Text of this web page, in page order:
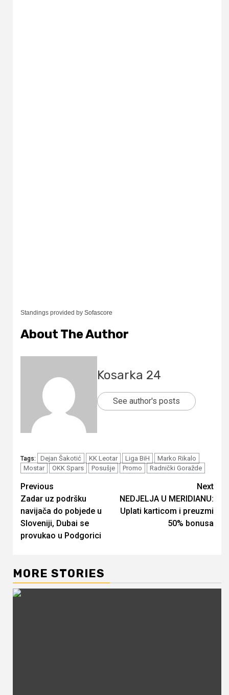
Standings provided by Sofascore
About The Author
Kosarka 24
See author's posts
Tags: Dejan Šakotić KK Leotar Liga BiH
Marko Rikalo
Mostar
OKK Spars Posušje Promo Radnički Goražde
Continue
Reading
Previous
Zadar uz podršku
navijača do pobjede u
Sloveniji, Dubai se
provukao u Podgorici
Next
NEDJELJA U MERIDIANU:
Uplati karticom i preuzmi
50% bonusa
MORE STORIES